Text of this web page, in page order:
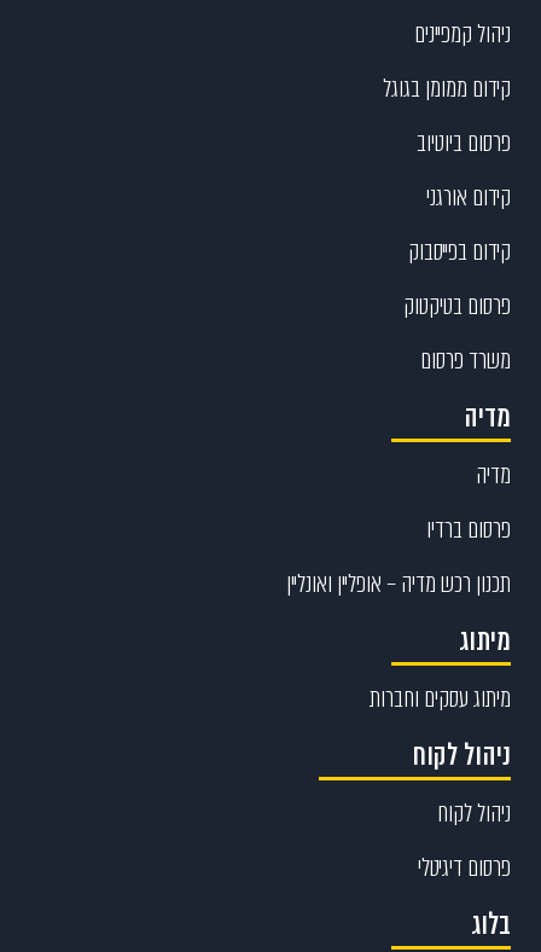
ניהול קמפיינים
קידום ממומן בגוגל
פרסום ביוטיוב
קידום אורגני
קידום בפייסבוק
פרסום בטיקטוק
משרד פרסום
מדיה
מדיה
פרסום ברדיו
תכנון רכש מדיה – אופליין ואונליין
מיתוג
מיתוג עסקים וחברות
ניהול לקוח
ניהול לקוח
פרסום דיגיטלי
בלוג